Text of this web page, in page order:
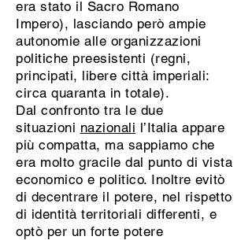
era stato il Sacro Romano
Impero), lasciando però ampie
autonomie alle organizzazioni
politiche preesistenti (regni,
principati, libere città imperiali:
circa quaranta in totale).
Dal confronto tra le due
situazioni nazionali l’Italia appare
più compatta, ma sappiamo che
era molto gracile dal punto di vista
economico e politico. Inoltre evitò
di decentrare il potere, nel rispetto
di identità territoriali differenti, e
optò per un forte potere